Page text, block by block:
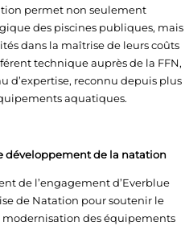
permet non seulement
des piscines publiques, mais
dans la maîtrise de leurs coûts
technique auprès de la FFN,
d’expertise, reconnu depuis plus
aquatiques.
développement de la natation
de l’engagement d’Everblue
de Natation pour soutenir le
des équipements